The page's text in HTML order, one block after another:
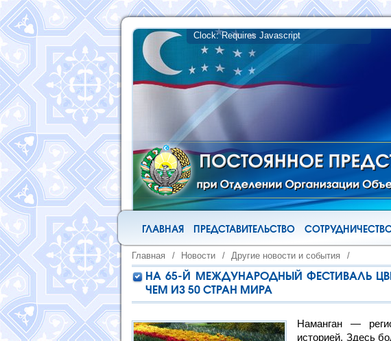
ГЛАВНАЯ ПРЕДСТАВИТЕЛЬСТВО
Главная / Новости / Другие новости и события /
НА 65-Й МЕЖДУНАРОДНЫЙ ФЕСТИВАЛЬ
ЧЕМ ИЗ 50 СТРАН МИРА
Наманган —
историей. Здесь